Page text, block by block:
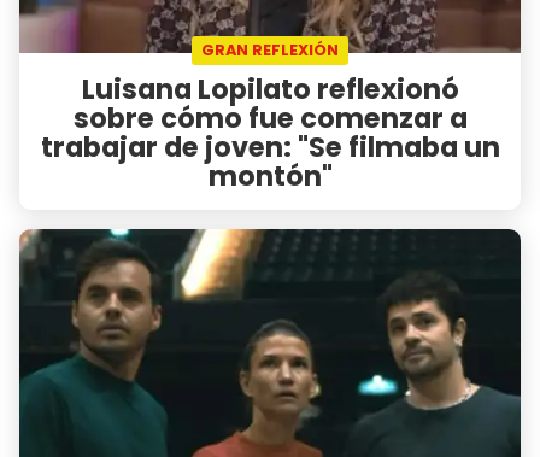
GRAN REFLEXIÓN
Luisana Lopilato reflexionó
sobre cómo fue comenzar a
trabajar de joven: "Se filmaba un
montón"